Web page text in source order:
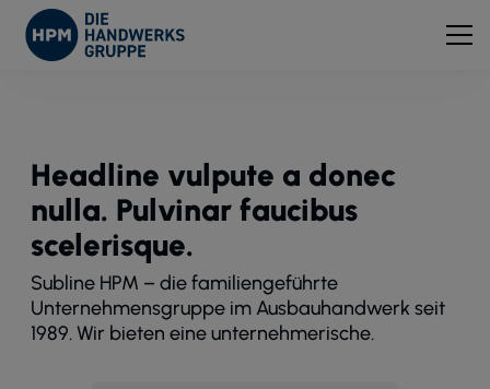
Headline vulpute a donec
nulla. Pulvinar faucibus
scelerisque.
Subline HPM – die familiengeführte
Unternehmensgruppe im Ausbauhandwerk seit
1989. Wir bieten eine unternehmerische.